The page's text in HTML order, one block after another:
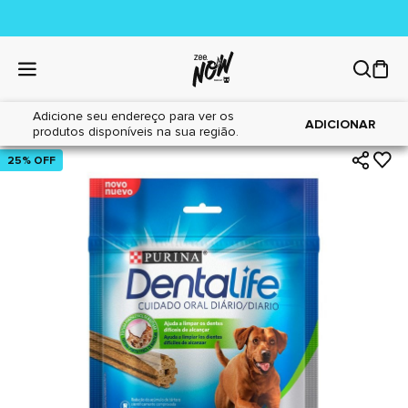
Adicione seu endereço para ver os
produtos disponíveis na sua região.
ADICIONAR
Home|Cães|Petiscos
25% OFF